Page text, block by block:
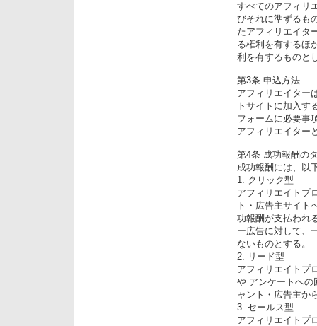
すべてのアフィリ
びそれに準ずるも
たアフィリエイタ
る権利を有するほ
利を有するものと
第3条 申込方法
アフィリエイター
トサイトに加入す
フォームに必要事
アフィリエイター
第4条 成功報酬の
成功報酬には、以
1. クリック型
アフィリエイトプ
ト・広告主サイト
功報酬が支払われ
ー広告に対して、
ないものとする。
2. リード型
アフィリエイトプ
や アンケートへの
ャント・広告主か
3. セールス型
アフィリエイトプ